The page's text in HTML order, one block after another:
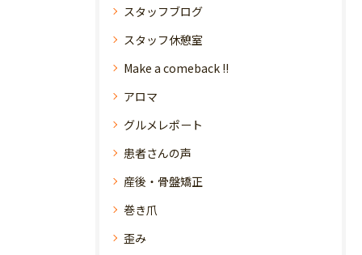
スタッフブログ
スタッフ休憩室
Make a comeback !!
アロマ
グルメレポート
患者さんの声
産後・骨盤矯正
巻き爪
歪み